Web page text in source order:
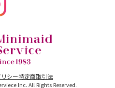
シー特定商取引法
Inc. All Rights Reserved.